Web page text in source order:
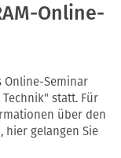
Online-
Online-Seminar
statt. Für
über den
hier gelangen Sie